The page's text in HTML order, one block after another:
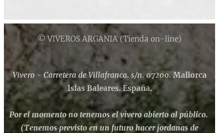
© VIVEROS ARGANIA (Tienda on-line)
Vivero - Carretera de Villafranca. s/n. 07200.Mallorca
Islas Baleares. España.
Por el momento no tenemos el vivero abierto al público.
(Tenemos previsto en un futuro hacer jordanas de